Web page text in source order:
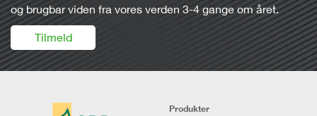
og brugbar viden fra vores verden 3-4 gange om året.
Tilmeld
Produkter